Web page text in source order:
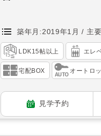
築年月:2019年1月 主
LDK15帖以上 エレ
宅配BOX オートロ
見学予約